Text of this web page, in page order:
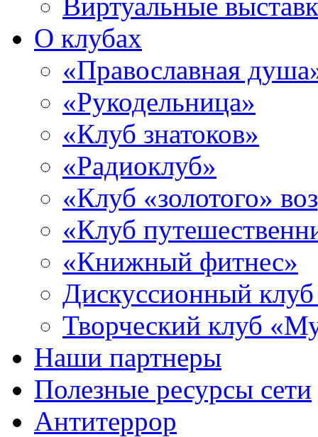
Виртуальные
О клубах
«Православная
«Рукодельница»
«Клуб знатоков»
«Радиоклуб»
«Клуб «золотого»
«Клуб
«Книжный фитнес»
Дискуссионный
Творческий клуб
Наши партнеры
Полезные ресурсы сети
Антитеррор